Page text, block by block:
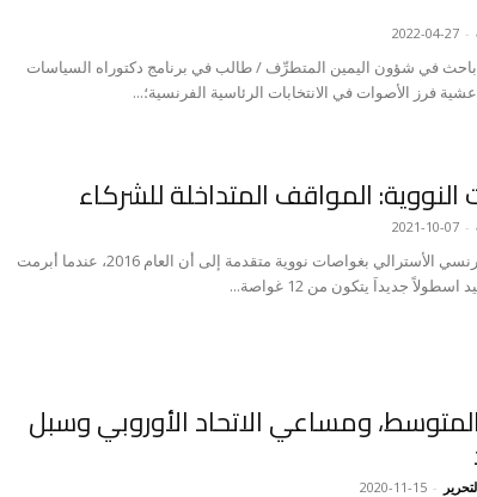
-
2022-04-27
في شؤون اليمين المتطرِّف / طالب في برنامج دكتوراه السياسات
فرز الأصوات في الانتخابات الرئاسية الفرنسية؛...
المواقف المتداخلة للشركاء
-
2021-10-07
ترجع بدايات الاتفاق الفرنسي الأسترالي بغواصات نووية متقدمة إلى أن العام 2016، عندما أبرمت
جديداَ يتكون من 12 غواصة...
ومساعي الاتحاد الأوروبي وسبل
-
2020-11-15